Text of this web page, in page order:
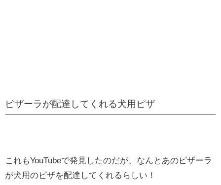
ピザーラが配達してくれる犬用ピザ
これもYouTubeで発見したのだが、なんとあのピザーラ
が犬用のピザを配達してくれるらしい！